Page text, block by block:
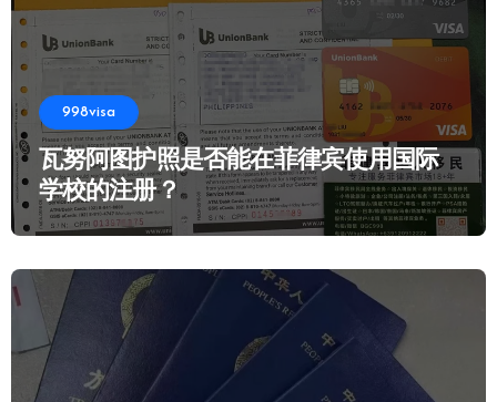
998visa
瓦努阿图护照是否能在菲律宾使用国际
学校的注册？